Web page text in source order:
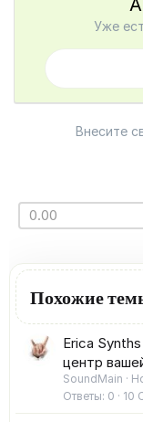
Уже
Внесите
Похожие
Erica
центр
SoundMain
Ответы 0 10